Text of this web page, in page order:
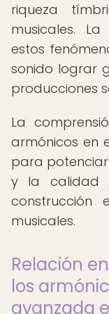
riqueza
musicales.
estos
sonido lograr
producciones
La
armónicos en
para
y la calidad
construcción
musicales.
Relación
los
avanzada